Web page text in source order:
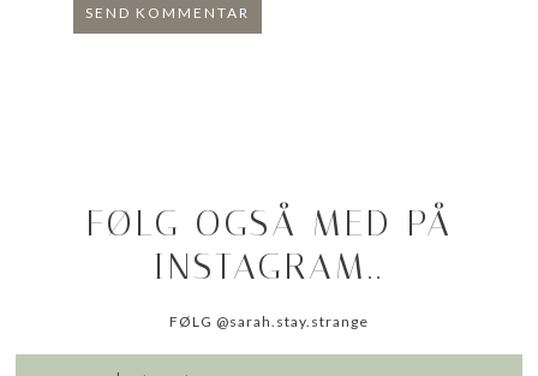
FØLG OGSÅ MED PÅ
INSTAGRAM..
FØLG @sarah.stay.strange